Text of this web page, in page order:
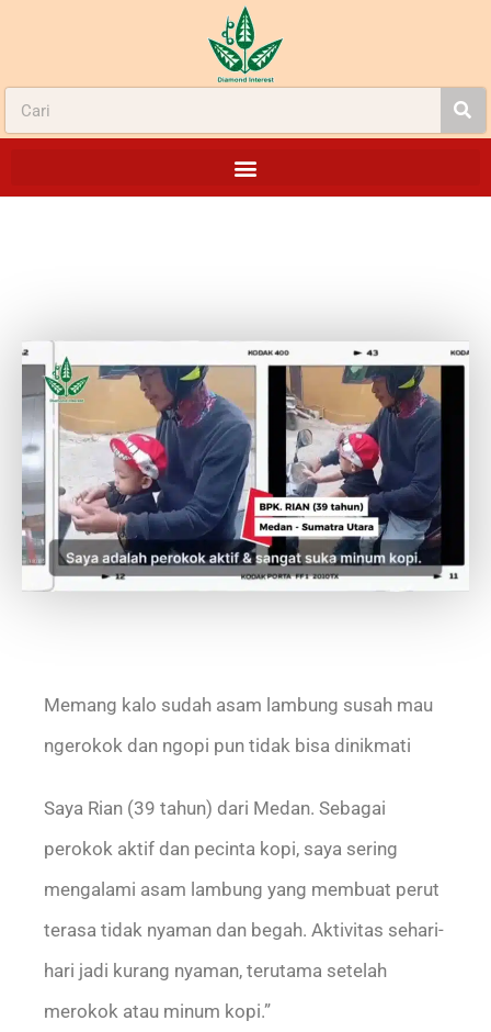
Memang kalo sudah asam lambung susah mau
ngerokok dan ngopi pun tidak bisa dinikmati
Saya Rian (39 tahun) dari Medan. Sebagai
perokok aktif dan pecinta kopi, saya sering
mengalami asam lambung yang membuat perut
terasa tidak nyaman dan begah. Aktivitas sehari-
hari jadi kurang nyaman, terutama setelah
merokok atau minum kopi.”